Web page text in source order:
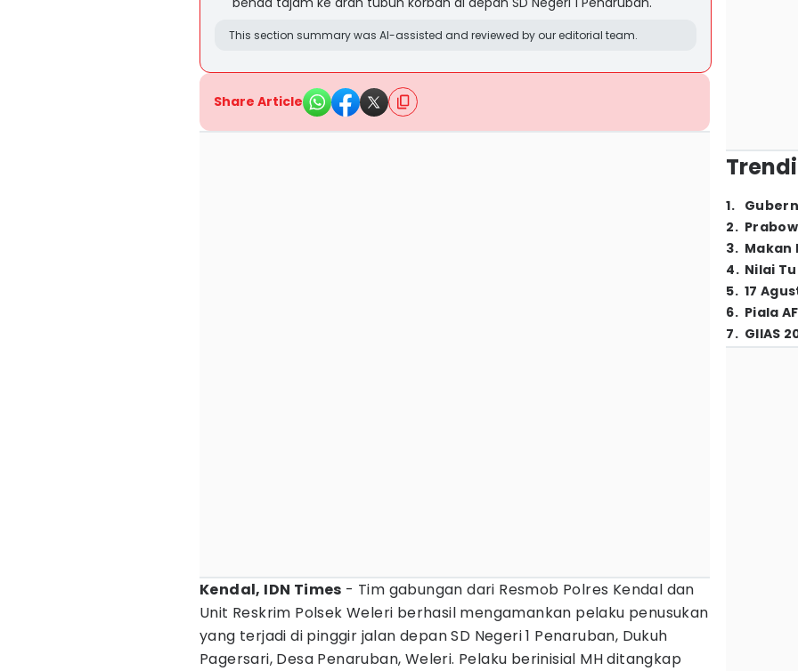
This section summary was AI-assisted and reviewed by our editorial team.
Share Article
Kendal, IDN Times - Tim gabungan dari Resmob Polres Kendal dan
Unit Reskrim Polsek Weleri berhasil mengamankan pelaku penusukan
yang terjadi di pinggir jalan depan SD Negeri 1 Penaruban, Dukuh
Pagersari, Desa Penaruban, Weleri. Pelaku berinisial MH ditangkap
1.
2.
3. Makan
4. Nilai
5. 17
6. Piala
7. GIIAS